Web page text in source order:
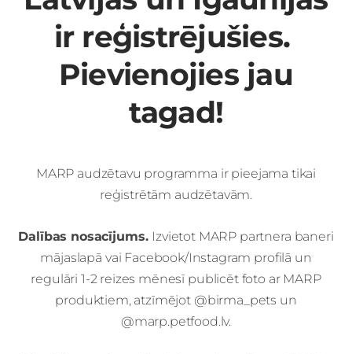
ir reģistrējušies.
Pievienojies jau
tagad!
MARP audzētavu programma ir pieejama tikai
reģistrētām audzētavām.
Dalības nosacījums. Izvietot MARP partnera baneri
mājaslapā vai Facebook/Instagram profilā un
regulāri 1-2 reizes mēnesī publicēt foto ar MARP
produktiem, atzīmējot @birma_pets un
@marp.petfood.lv.